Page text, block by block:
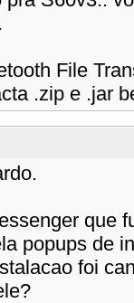
File
.zip e .jar
que
popups de
foi